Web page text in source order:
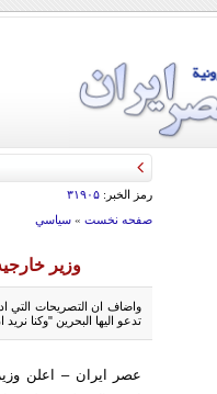
رمز الخبر: ۳۱۹۰۵
صفحه نخست» سياسي
وزير
واضاف ان التصريحات التي
تدعو اليها البحرين "وكنا
عصر ايران – اعلن